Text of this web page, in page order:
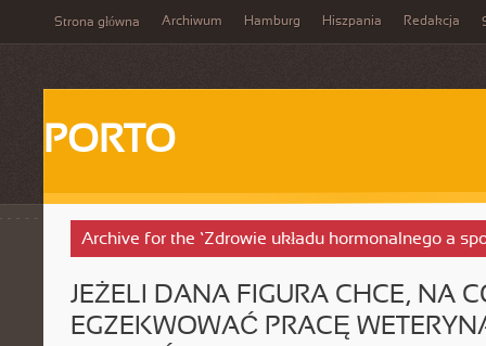
Strona główna Archiwum Hamburg Hiszpania Redakcja
PORTO
Archive for the ‘Zdrowie układu hormonalnego a
JEŻELI DANA FIGURA CHCE, NA
EGZEKWOWAĆ PRACĘ